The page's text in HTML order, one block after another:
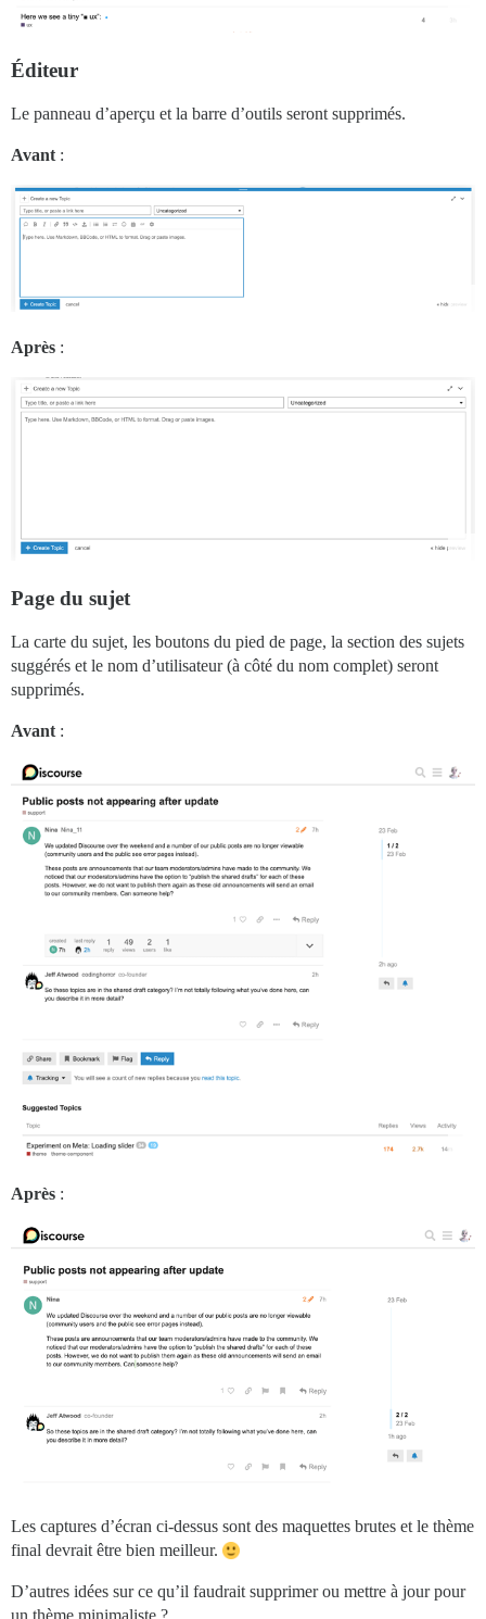
Éditeur
Le panneau d’aperçu et la barre d’outils seront supprimés.
Avant:
Après :
Page du sujet
La carte du sujet, les boutons du pied de page, la section des sujets
suggérés et le nom d’utilisateur (à côté du nom complet) seront
supprimés.
Avant :
Après :
Les captures d’écran ci-dessus sont des maquettes brutes et le thème
final devrait être bien meilleur.
D’autres idées sur ce qu’il faudrait supprimer ou mettre à jour pour
un thème minimaliste ?